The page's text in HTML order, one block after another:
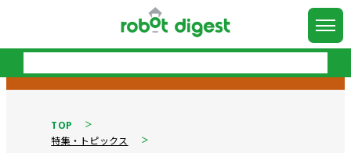
TOP
特集・トピックス